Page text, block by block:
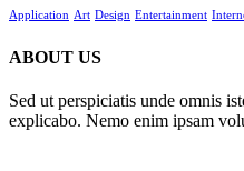
Application Art Design Entertainment
ABOUT US
Sed ut perspiciatis unde omnis
explicabo. Nemo enim ipsam